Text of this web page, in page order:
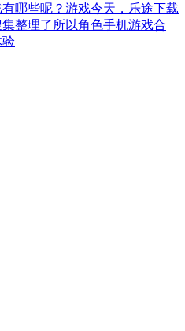
哪些呢？游戏今天，乐途下载
整理了所以角色手机游戏合
验